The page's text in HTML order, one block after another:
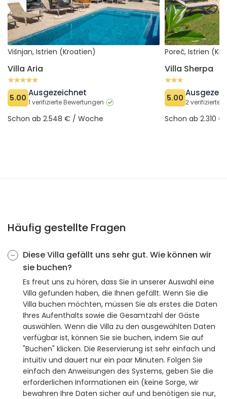
Višnjan, Istrien (Kroatien)
Villa Aria
5.00 Ausgezeichnet
1 verifizierte Bewertungen
Schon ab 2.548 € / Woche
Poreč, Istrien
Villa Sherpa
5.00 2 verifizierte
Schon ab 2.310
Häufig gestellte Fragen
Diese Villa gefällt uns sehr gut. Wie können wir
sie buchen?
Es freut uns zu hören, dass Sie in unserer Auswahl eine
Villa gefunden haben, die Ihnen gefällt. Wenn Sie die
Villa buchen möchten, müssen Sie als erstes die Daten
Ihres Aufenthalts sowie die Gesamtzahl der Gäste
auswählen. Wenn die Villa zu den ausgewählten Daten
verfügbar ist, können Sie sie buchen, indem Sie auf
"Buchen" klicken. Die Reservierung ist sehr einfach und
intuitiv und dauert nur ein paar Minuten. Folgen Sie
einfach den Anweisungen des Systems, geben Sie die
erforderlichen Informationen ein (keine Sorge, wir
bewahren Ihre Daten sicher auf und benötigen sie nur,